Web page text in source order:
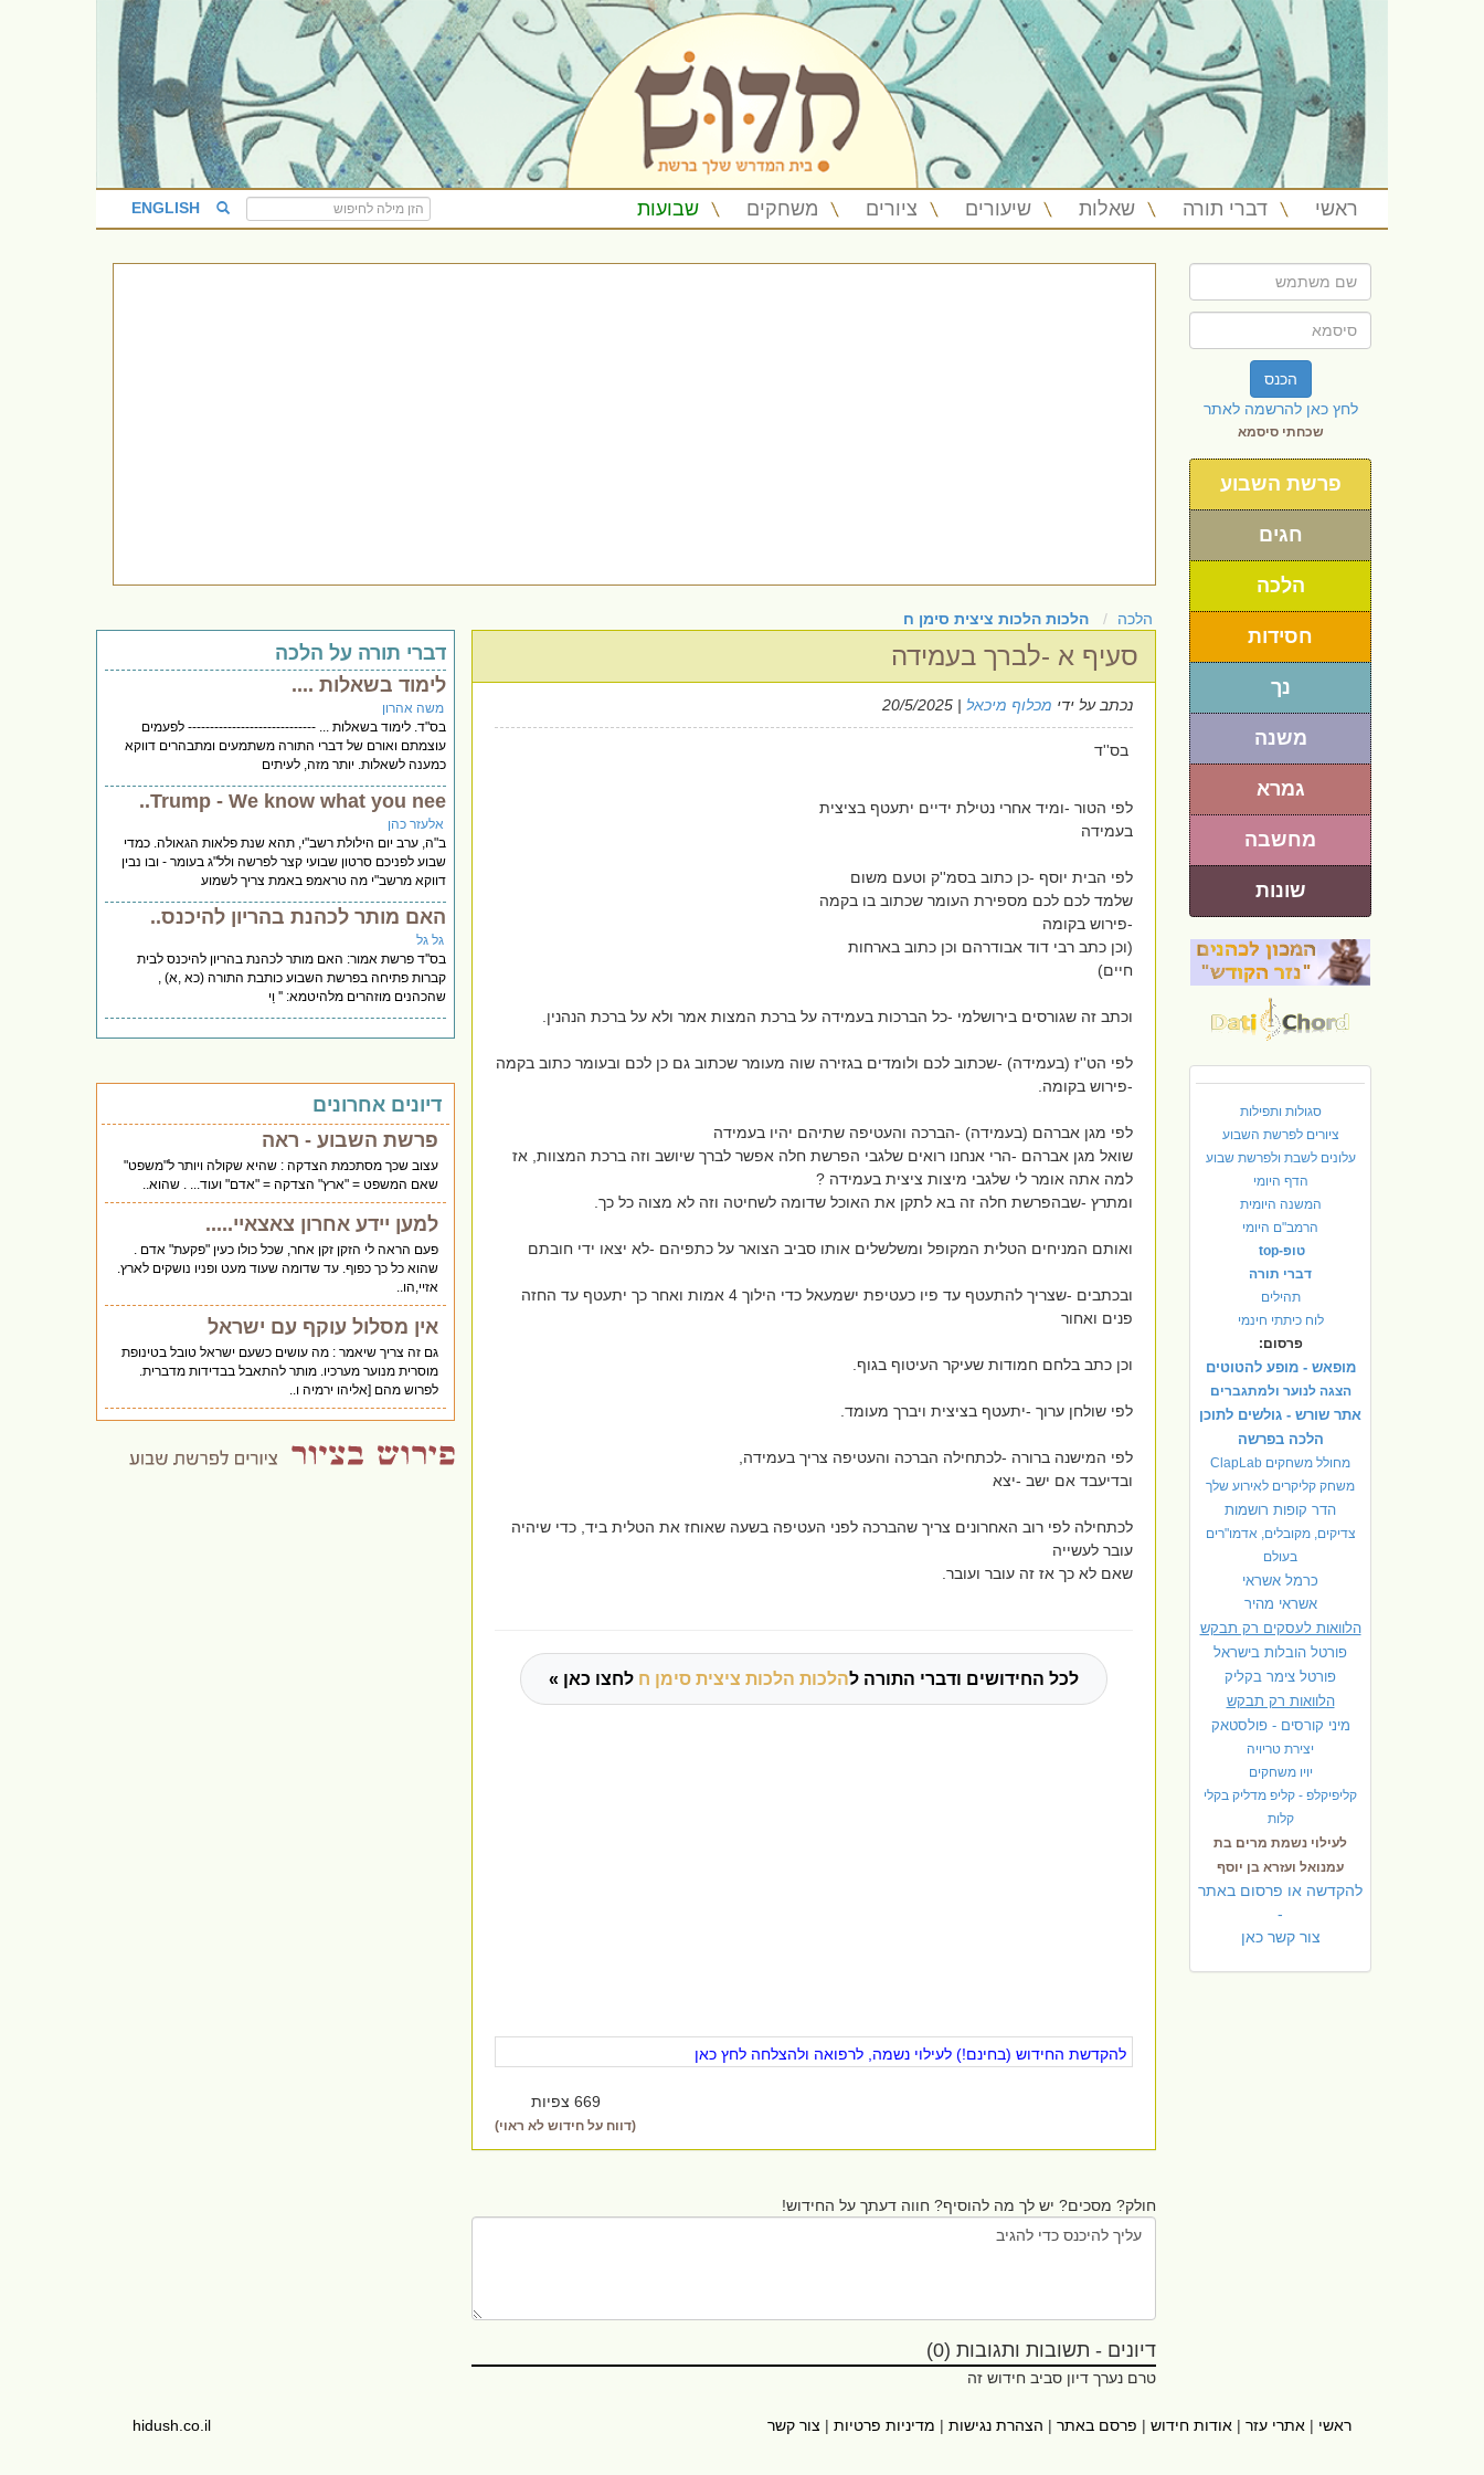
ראשי דברי תורה שאלות שיעורים ציורים משחקים שבועות ENGLISH
הכנס
לחץ כאן להרשמה לאתר
שכחתי סיסמא
פרשת השבוע
חגים
הלכה
חסידות
נך
משנה
גמרא
מחשבה
שונות
סגולות ותפילות
ציורים לפרשת השבוע
עלונים לשבת ולפרשת שבוע
הדף היומי
המשנה היומית
הרמב"ם היומי
טופ-top
דברי תורה
תהילים
לוח כיתתי חינמי
פרסום:
מופאש - מופע להטוטים
הצגה לנוער ולמתגברים
אתר שורש - גולשים לתוכן
הלכה בפרשה
מחולל משחקים ClapLab
משחק קליקרים לאירוע שלך
הדר קופות רושמות
צדיקים, מקובלים, אדמו"רים
בעולם
כרמל אשראי
אשראי מהיר
הלוואות לעסקים רק תבקש
פורטל הובלות בישראל
פורטל צימר בקליק
הלוואות רק תבקש
מיני קורסים - פולסטאק
יצירת טריויה
יויו משחקים
קליפיקלפ - קליפ מדליק בקלי
קלות
לעילוי נשמת מרים בת
עמנואל ועזרא בן יוסף
להקדשה או פרסום באתר
-
צור קשר כאן
הלכה הלכות הלכות ציצית סימן ח
סעיף א -לברך בעמידה
נכתב על ידי מכלוף מיכאל | 20/5/2025
בס''ד
לפי הטור -ומיד אחרי נטילת ידיים יתעטף בציצית
בעמידה
לפי הבית יוסף -כן כתוב בסמ''ק וטעם משום
שלמד לכם לכם מספירת העומר שכתוב בו בקמה
-פירוש בקומה
(וכן כתב רבי דוד אבודרהם וכן כתוב בארחות
חיים)
וכתב זה שגורסים בירושלמי -כל הברכות בעמידה על ברכת המצות אמר ולא על ברכת הנהנין.
לפי הט''ז (בעמידה) -שכתוב לכם ולומדים בגזירה שוה מעומר שכתוב גם כן לכם ובעומר כתוב בקמה
-פירוש בקומה.
לפי מגן אברהם (בעמידה) -הברכה והעטיפה שתיהם יהיו בעמידה
שואל מגן אברהם -הרי אנחנו רואים שלגבי הפרשת חלה אפשר לברך שיושב וזה ברכת המצוות, אז
למה אתה אומר לי שלגבי מיצות ציצית בעמידה ?
ומתרץ -שבהפרשת חלה זה בא לתקן את האוכל שדומה לשחיטה וזה לא מצוה כל כך.
ואותם המניחים הטלית המקופל ומשלשלים אותו סביב הצואר על כתפיהם -לא יצאו ידי חובתם
ובכתבים -שצריך להתעטף עד פיו כעטיפת ישמעאל כדי הילוך 4 אמות ואחר כך יתעטף עד החזה
פנים ואחור
וכן כתב בלחם חמודות שעיקר העיטוף בגוף.
לפי שולחן ערוך -יתעטף בציצית ויברך מעומד.
לפי המישנה ברורה -לכתחילה הברכה והעטיפה צריך בעמידה,
ובדיעבד אם ישב -יצא
לכתחילה לפי רוב האחרונים צריך שהברכה לפני העטיפה בשעה שאוחז את הטלית ביד, כדי שיהיה
עובר לעשייה
שאם לא כך אז זה עובר ועובר.
לכל החידושים ודברי התורה להלכות הלכות ציצית סימן ח לחצו כאן »
להקדשת החידוש (בחינם!) לעילוי נשמה, לרפואה ולהצלחה לחץ כאן
669 צפיות
(דווח על חידוש לא ראוי)
חולק? מסכים? יש לך מה להוסיף? חווה דעתך על החידוש!
דיונים - תשובות ותגובות (0)
טרם נערך דיון סביב חידוש זה
דברי תורה על הלכה
לימוד בשאלות ....
משה אהרון
בס"ד. לימוד בשאלות ... ----------------------------- לפעמים
עוצמתם ואורם של דברי התורה משתמעים ומתבהרים דווקא
כמענה לשאלות. יותר מזה, לעיתים
Trump - We know what you nee..
אלעזר כהן
ב"ה, ערב יום הילולת רשב"י, תהא שנת פלאות הגאולה. כמדי
שבוע לפניכם סרטון שבועי קצר לפרשה ולל"ג בעומר - ובו נבין
דווקא מרשב"י מה טראמפ באמת צריך לשמוע
האם מותר לכהנת בהריון להיכנס..
גל גל
בס''ד פרשת אמור: האם מותר לכהנת בהריון להיכנס לבית
קברות פתיחה בפרשת השבוע כותבת התורה (כא ,א) ,
שהכהנים מוזהרים מלהיטמא: '' וַי
דיונים אחרונים
פרשת השבוע - ראה
עצוב שכך מסתכמת הצדקה : שהיא שקולה ויותר ל"משפט"
שאם המשפט = "ארץ" הצדקה = "אדם" ועוד... . שהוא..
למען יידע אחרון צאצאיי.....
פעם הראה לי הזקן זקן אחר, שכל כולו כעין "פקעת" אדם .
שהוא כל כך כפוף. עד שדומה שעוד מעט ופניו נושקים לארץ.
אזיי,הו..
אין מסלול עוקף עם ישראל
גם זה צריך שיאמר : מה עושים כשעם ישראל טובל בטינופת
מוסרית מנוער מערכיו. מותר להתאבל בבדידות מדברית.
לפרוש מהם [אליהו ירמיה ו..
ראשי | אתרי עזר | אודות חידוש | פרסם באתר | הצהרת נגישות | מדיניות פרטיות | צור קשר hidush.co.il